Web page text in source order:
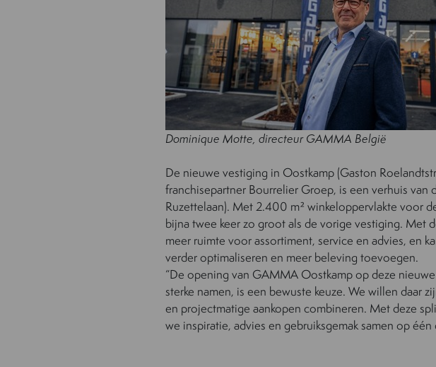
Dominique Motte, directeur GAMMA België
De nieuwe vestiging in Oostkamp (Gaston
franchisepartner Bourrelier Groep, is een verhuis van
Ruzettelaan). Met 2.400 m² winkeloppervlakte voor
bijna twee keer zo groot als de vorige vestiging. Met
meer ruimte voor assortiment, service en advies, en
verder optimaliseren en meer beleving toevoegen.
“De opening van GAMMA Oostkamp op deze
sterke namen, is een bewuste keuze. We willen daar
en projectmatige aankopen combineren. Met deze
we inspiratie, advies en gebruiksgemak samen op